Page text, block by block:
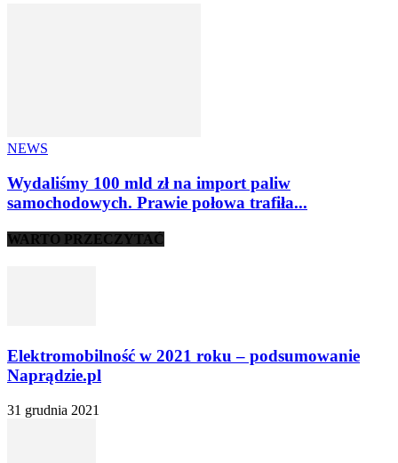
NEWS
Wydaliśmy 100 mld zł na import paliw
samochodowych. Prawie połowa trafiła...
WARTO PRZECZYTAĆ
Elektromobilność w 2021 roku – podsumowanie
Naprądzie.pl
31 grudnia 2021